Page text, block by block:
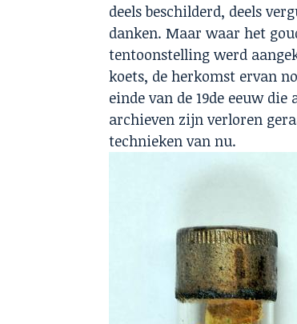
deels beschilderd, deels
danken. Maar waar het
tentoonstelling werd
koets, de herkomst ervan
einde van de 19de eeuw
archieven zijn verloren
technieken van nu.